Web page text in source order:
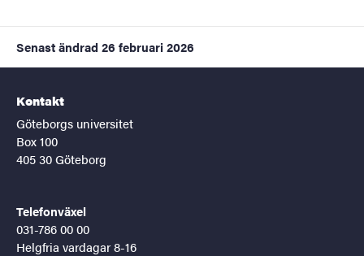
Senast ändrad 26 februari 2026
Kontakt
Göteborgs universitet
Box 100
405 30 Göteborg
Telefonväxel
031-786 00 00
Helgfria vardagar 8-16